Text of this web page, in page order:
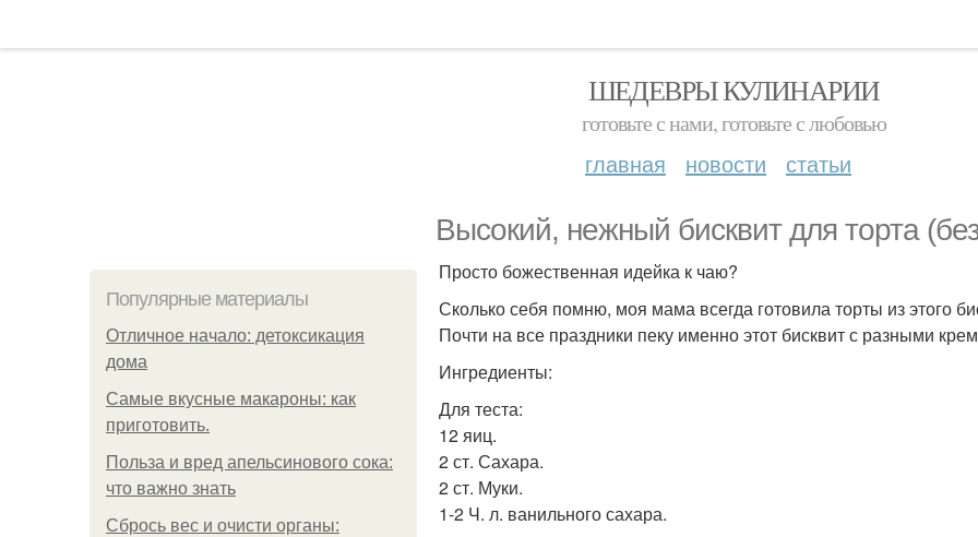
ШЕДЕВРЫ КУЛИНАРИИ
готовьте с нами, готовьте с любовью
главная новости статьи
Высокий, нежный бисквит для торта
Популярные материалы
Отличное начало: детоксикация
дома
Самые вкусные макароны: как
приготовить.
Польза и вред апельсинового сока:
что важно знать
Сбрось вес и очисти органы:
Просто божественная идейка к чаю?
Сколько себя помню, моя мама всегда готовила торты из этого
Почти на все праздники пеку именно этот бисквит с разными
Ингредиенты:
Для теста:
12 яиц.
2 ст. Сахара.
2 ст. Муки.
1-2 Ч. л. ванильного сахара.